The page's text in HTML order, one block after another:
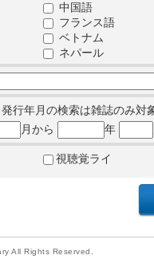
中国語
フランス語
ベトナム
ネパール
行年月の検索は雑誌のみ対
月から 年
視聴覚ライ
All Rights Reserved.